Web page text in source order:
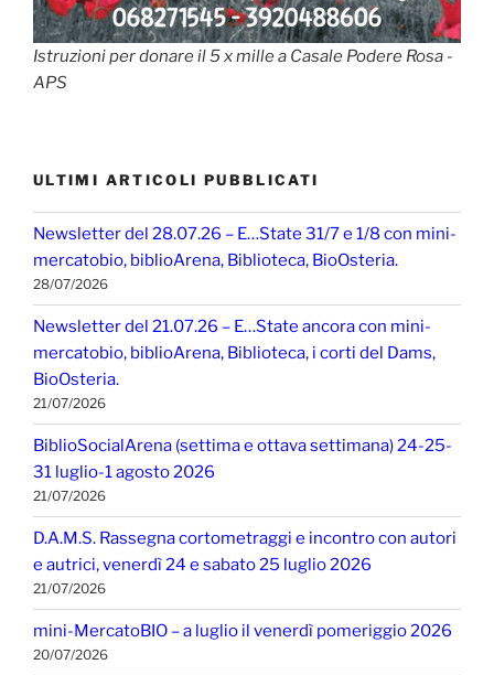
Istruzioni per donare il 5 x mille a Casale Podere Rosa -
APS
ULTIMI ARTICOLI PUBBLICATI
Newsletter del 28.07.26 – E…State 31/7 e 1/8 con mini-
mercatobio, biblioArena, Biblioteca, BioOsteria.
28/07/2026
Newsletter del 21.07.26 – E…State ancora con mini-
mercatobio, biblioArena, Biblioteca, i corti del Dams,
BioOsteria.
21/07/2026
BiblioSocialArena (settima e ottava settimana) 24-25-
31 luglio-1 agosto 2026
21/07/2026
D.A.M.S. Rassegna cortometraggi e incontro con autori
e autrici, venerdì 24 e sabato 25 luglio 2026
21/07/2026
mini-MercatoBIO – a luglio il venerdì pomeriggio 2026
20/07/2026